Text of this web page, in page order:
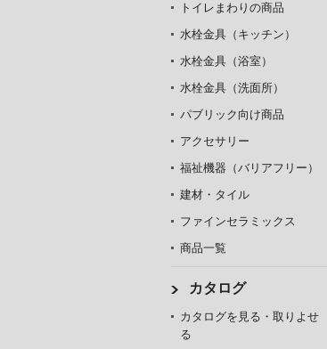
トイレまわりの商品
水栓金具（キッチン）
水栓金具（浴室）
水栓金具（洗面所）
パブリック向け商品
アクセサリー
福祉機器（バリアフリー）
建材・タイル
ファインセラミックス
商品一覧
カタログ
カタログを見る・取りよせ
る